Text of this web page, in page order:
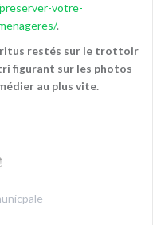
votre-
.
restés sur le trottoir
figurant sur les photos
au plus vite.